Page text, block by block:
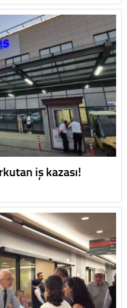
iş kazası!